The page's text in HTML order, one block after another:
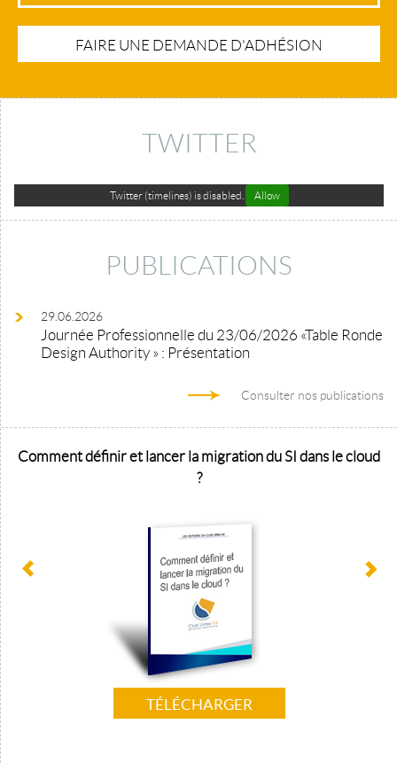
FAIRE UNE DEMANDE D'ADHÉSION
TWITTER
Twitter (timelines) is disabled. Allow
PUBLICATIONS
29.06.2026
Journée Professionnelle du 23/06/2026 «Table Ronde
Design Authority » : Présentation
Consulter nos publications
Comment définir et lancer la migration du SI dans le cloud
?
TÉLÉCHARGER